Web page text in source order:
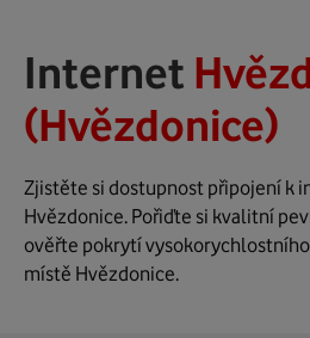
Internet
(Hvězdonice)
Zjistěte si dostupnost připojení k
Hvězdonice. Pořiďte si kvalitní
ověřte pokrytí
místě Hvězdonice.